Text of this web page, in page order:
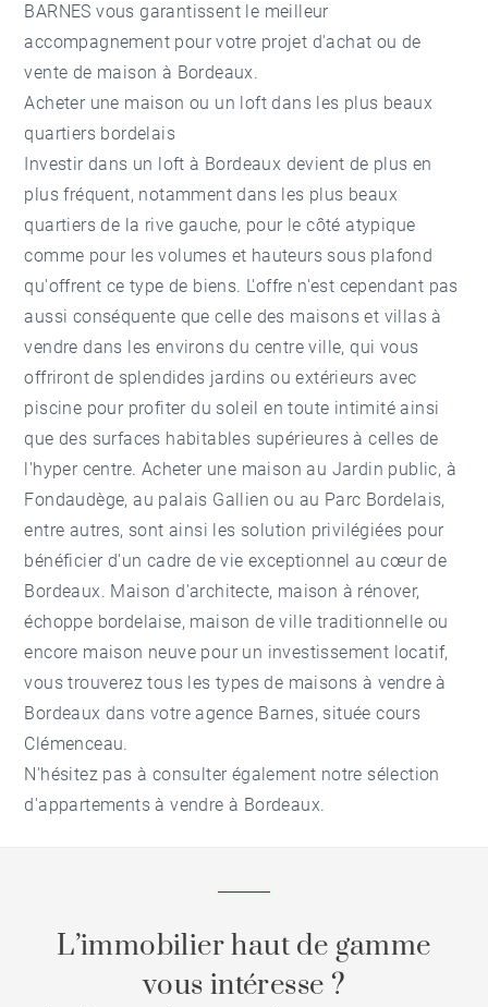
BARNES vous garantissent le meilleur
accompagnement pour votre projet d'achat ou de
vente de maison à Bordeaux.
Acheter une maison ou un loft dans les plus beaux
quartiers bordelais
Investir dans un loft à Bordeaux devient de plus en
plus fréquent, notamment dans les plus beaux
quartiers de la rive gauche, pour le côté atypique
comme pour les volumes et hauteurs sous plafond
qu'offrent ce type de biens. L'offre n'est cependant pas
aussi conséquente que celle des maisons et villas à
vendre dans les environs du centre ville, qui vous
offriront de splendides jardins ou extérieurs avec
piscine pour profiter du soleil en toute intimité ainsi
que des surfaces habitables supérieures à celles de
l'hyper centre. Acheter une maison au Jardin public, à
Fondaudège, au palais Gallien ou au Parc Bordelais,
entre autres, sont ainsi les solution privilégiées pour
bénéficier d'un cadre de vie exceptionnel au cœur de
Bordeaux. Maison d'architecte, maison à rénover,
échoppe bordelaise, maison de ville traditionnelle ou
encore maison neuve pour un investissement locatif,
vous trouverez tous les types de maisons à vendre à
Bordeaux dans votre agence Barnes, située cours
Clémenceau.
N'hésitez pas à consulter également notre sélection
d'appartements à vendre à Bordeaux.
L’immobilier haut de gamme
vous intéresse ?